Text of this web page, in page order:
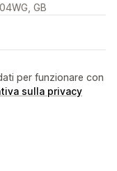
GB
per funzionare con
sulla privacy